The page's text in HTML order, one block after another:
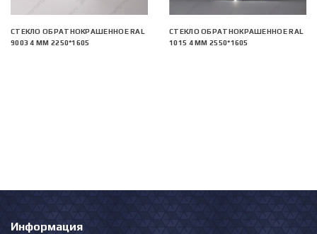
СТЕКЛО ОБРАТНОКРАШЕННОЕ RAL
9003 4 ММ 2250*1605
СТЕКЛО ОБРАТНОКРАШЕННОЕ RAL
1015 4 ММ 2550*1605
Информация